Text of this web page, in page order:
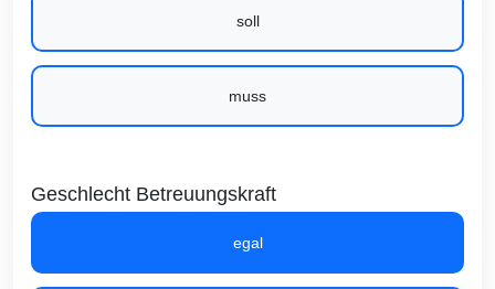
soll
muss
Geschlecht Betreuungskraft
egal